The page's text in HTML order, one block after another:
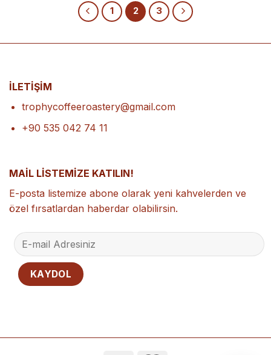
1 2 3
İLETİŞİM
trophycoffeeroastery@gmail.com
+90 535 042 74 11
MAİL LİSTEMİZE KATILIN!
E-posta listemize abone olarak yeni kahvelerden ve
özel fırsatlardan haberdar olabilirsin.